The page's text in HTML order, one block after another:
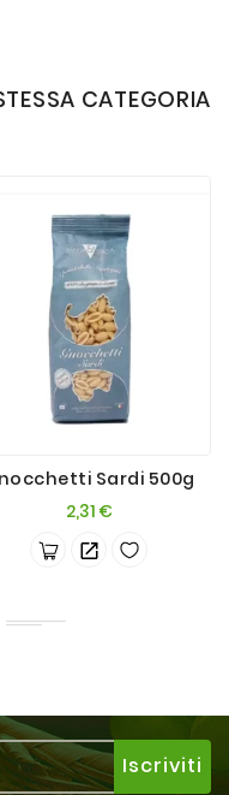
CATEGORIA
Sardi 500g
2,31 €Prezzo